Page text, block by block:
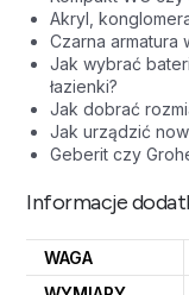
Akryl,
Czarna armatura
Jak wybrać
łazienki?
Jak dobrać
Jak urządzić
Geberit czy
Informacje
WAGA